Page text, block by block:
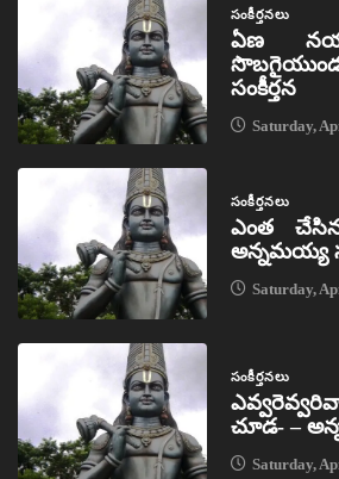
సంకీర్తనలు
ఏణ
సంకీర్తన
Saturday,
సంకీర్తనలు
ఎంత
అన్నమయ్య
Saturday,
సంకీర్తనలు
చూడ- –
Saturday,